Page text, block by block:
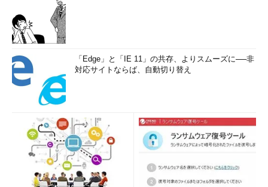
「Edge」と「IE 11」の共存、よりスムーズに──非
対応サイトならば、自動切り替え